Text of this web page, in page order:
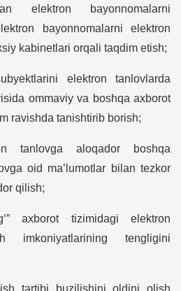
elektron bayonnomalarni
bayonnomalarni elektron
kabinetlari orqali taqdim etish;
elektron tanlovlarda
ommaviy va boshqa axborot
ravishda tanishtirib borish;
tanlovga aloqador boshqa
oid ma’lumotlar bilan tezkor
qilish;
axborot tizimidagi elektron
imkoniyatlarining tengligini